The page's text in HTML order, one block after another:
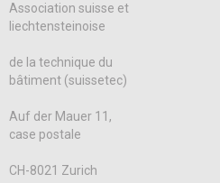
Association suisse et
liechtensteinoise
de la technique du
bâtiment (suissetec)
Auf der Mauer 11,
case postale
CH-8021 Zurich